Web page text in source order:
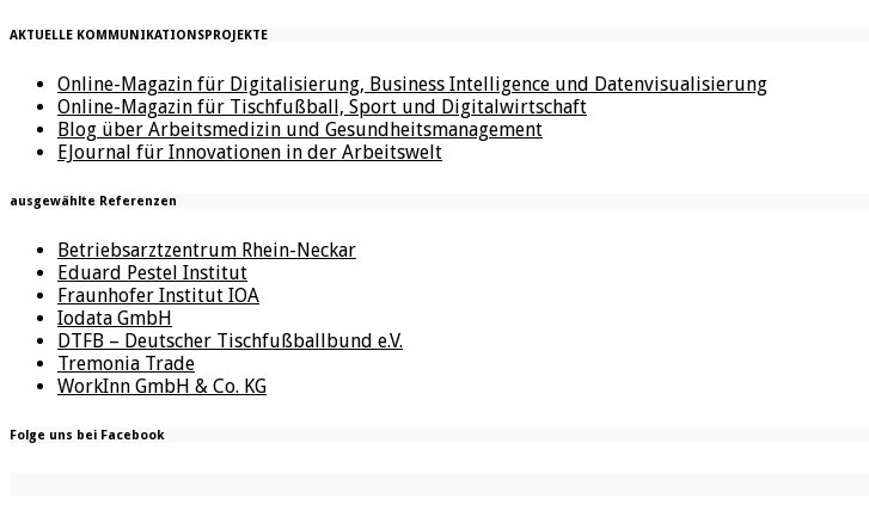
AKTUELLE KOMMUNIKATIONSPROJEKTE
Online-Magazin für Digitalisierung, Business Intelligence und Datenvisualisierung
Online-Magazin für Tischfußball, Sport und Digitalwirtschaft
Blog über Arbeitsmedizin und Gesundheitsmanagement
EJournal für Innovationen in der Arbeitswelt
ausgewählte Referenzen
Betriebsarztzentrum Rhein-Neckar
Eduard Pestel Institut
Fraunhofer Institut IOA
Iodata GmbH
DTFB – Deutscher Tischfußballbund e.V.
Tremonia Trade
WorkInn GmbH & Co. KG
Folge uns bei Facebook